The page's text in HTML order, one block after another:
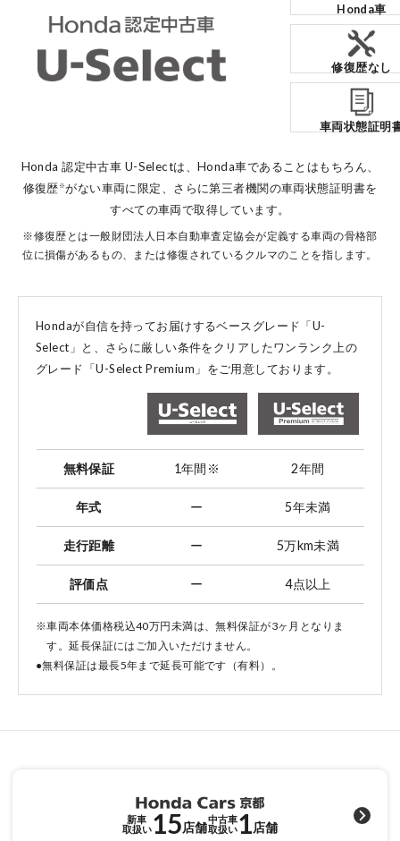
コーポレートサイト
点検・整備のご予約
コーポレートサイト
コーポレートサイト
Honda車
修復歴なし
車両状態証明
Honda 認定中古車 U-Selectは、Honda車であることはもちろん、
修復歴 ※がない車両に限定、 さらに第三者機関の車両状態証明書を
すべての車両で取得しています。
※修復歴とは一般財団法人日本自動車査定協会が定義する車両の骨格部
位に損傷があるもの、または修復されているクルマのことを指します。
Hondaが自信を持ってお届けするベースグレード「U-
Select」と、 さらに厳しい条件をクリアしたワンランク上の
グレード「U-Select Premium」をご用意しております。
無料保証 1年間 ※ 2年間
年式 ー 5年未満
走行距離 ー 5万km未満
評価点 ー 4点以上
※車両本体価格税込40万円未満は、無料保証が3ヶ月となりま
す。延長保証にはご加入いただけません。
●無料保証は最長5年まで延長可能です（有料）。
新車
取扱い15店舗
中古車
取扱い1店舗